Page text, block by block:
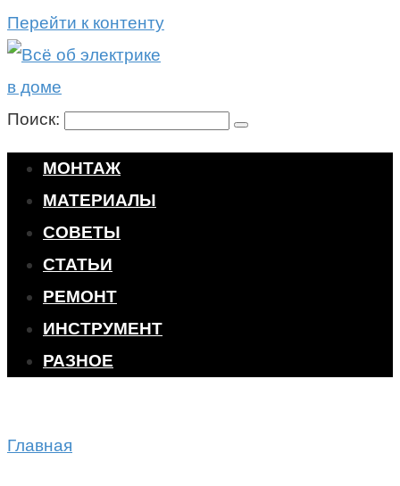
Перейти к контенту
Поиск:
МОНТАЖ
МАТЕРИАЛЫ
СОВЕТЫ
СТАТЬИ
РЕМОНТ
ИНСТРУМЕНТ
РАЗНОЕ
Главная